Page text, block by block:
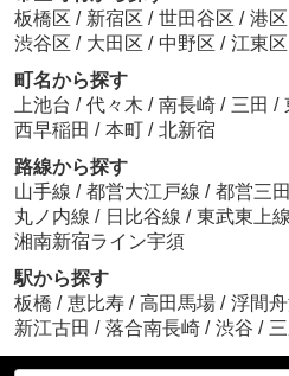
板橋区 / 新宿区 / 世田谷区 / 港区
渋谷区 / 大田区 / 中野区 / 江東区
町名から探す
上池台 / 代々木 / 南長崎 / 三田 /
西早稲田 / 本町 / 北新宿
路線から探す
山手線 / 都営大江戸線 / 都営三
丸ノ内線 / 日比谷線 / 東武東上線
湘南新宿ライン宇須
駅から探す
板橋 / 恵比寿 / 高田馬場 / 浮間
新江古田 / 落合南長崎 / 渋谷 /